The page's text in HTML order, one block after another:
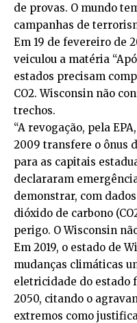
de provas. O mundo
campanhas de
Em 19 de fevereiro de
veiculou a matéria
estados precisam
CO2. Wisconsin não
trechos.
“A revogação, pela
2009 transfere o ônus
para as capitais
declararam
demonstrar, com
dióxido de carbono
perigo. O Wisconsin
Em 2019, o estado de
mudanças climáticas
eletricidade do estado
2050, citando o
extremos como